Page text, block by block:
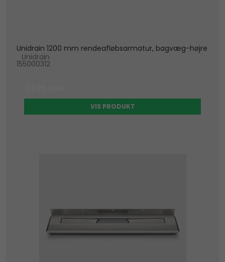
Unidrain 1200 mm rendeafløbsarmatur, bagvæg-højre
Unidrain
155000312
VIS PRODUKT